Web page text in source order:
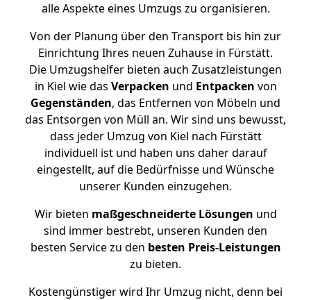
alle Aspekte eines Umzugs zu organisieren.
Von der Planung über den Transport bis hin zur
Einrichtung Ihres neuen Zuhause in Fürstätt.
Die Umzugshelfer bieten auch Zusatzleistungen
in Kiel wie das Verpacken und Entpacken von
Gegenständen, das Entfernen von Möbeln und
das Entsorgen von Müll an. Wir sind uns bewusst,
dass jeder Umzug von Kiel nach Fürstätt
individuell ist und haben uns daher darauf
eingestellt, auf die Bedürfnisse und Wünsche
unserer Kunden einzugehen.
Wir bieten maßgeschneiderte Lösungen und
sind immer bestrebt, unseren Kunden den
besten Service zu den besten Preis-Leistungen
zu bieten.
Kostengünstiger wird Ihr Umzug nicht, denn bei